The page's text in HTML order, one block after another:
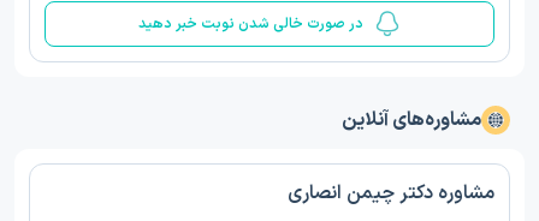
در صورت خالی شدن نوبت خبر دهید
مشاوره‌های آنلاین
مشاوره دکتر چیمن انصاری